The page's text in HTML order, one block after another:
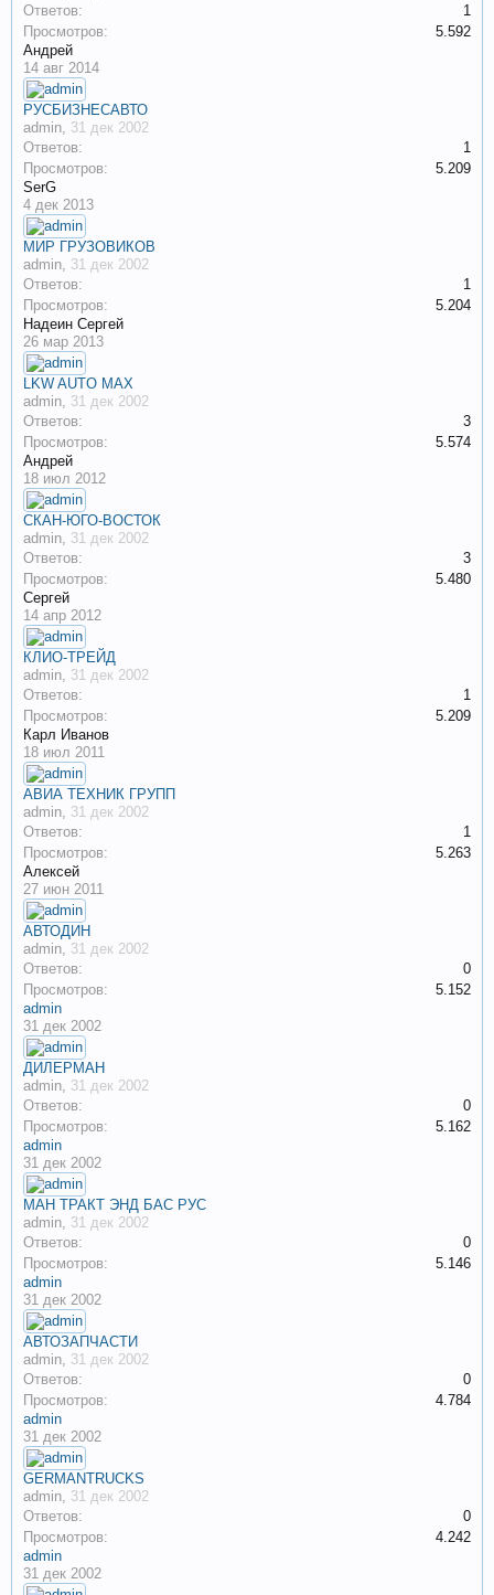
Ответов:
1
Просмотров:
5.592
Андрей
14 авг 2014
РУСБИЗНЕСАВТО
admin, 31 дек 2002
Ответов:
1
Просмотров:
5.209
SerG
4 дек 2013
МИР ГРУЗОВИКОВ
admin, 31 дек 2002
Ответов:
1
Просмотров:
5.204
Надеин Сергей
26 мар 2013
LKW AUTO MAX
admin, 31 дек 2002
Ответов:
3
Просмотров:
5.574
Андрей
18 июл 2012
СКАН-ЮГО-ВОСТОК
admin, 31 дек 2002
Ответов:
3
Просмотров:
5.480
Сергей
14 апр 2012
КЛИО-ТРЕЙД
admin, 31 дек 2002
Ответов:
1
Просмотров:
5.209
Карл Иванов
18 июл 2011
АВИА ТЕХНИК ГРУПП
admin, 31 дек 2002
Ответов:
1
Просмотров:
5.263
Алексей
27 июн 2011
АВТОДИН
admin, 31 дек 2002
Ответов:
0
Просмотров:
5.152
admin
31 дек 2002
ДИЛЕРМАН
admin, 31 дек 2002
Ответов:
0
Просмотров:
5.162
admin
31 дек 2002
МАН ТРАКТ ЭНД БАС РУС
admin, 31 дек 2002
Ответов:
0
Просмотров:
5.146
admin
31 дек 2002
АВТОЗАПЧАСТИ
admin, 31 дек 2002
Ответов:
0
Просмотров:
4.784
admin
31 дек 2002
GERMANTRUCKS
admin, 31 дек 2002
Ответов:
0
Просмотров:
4.242
admin
31 дек 2002